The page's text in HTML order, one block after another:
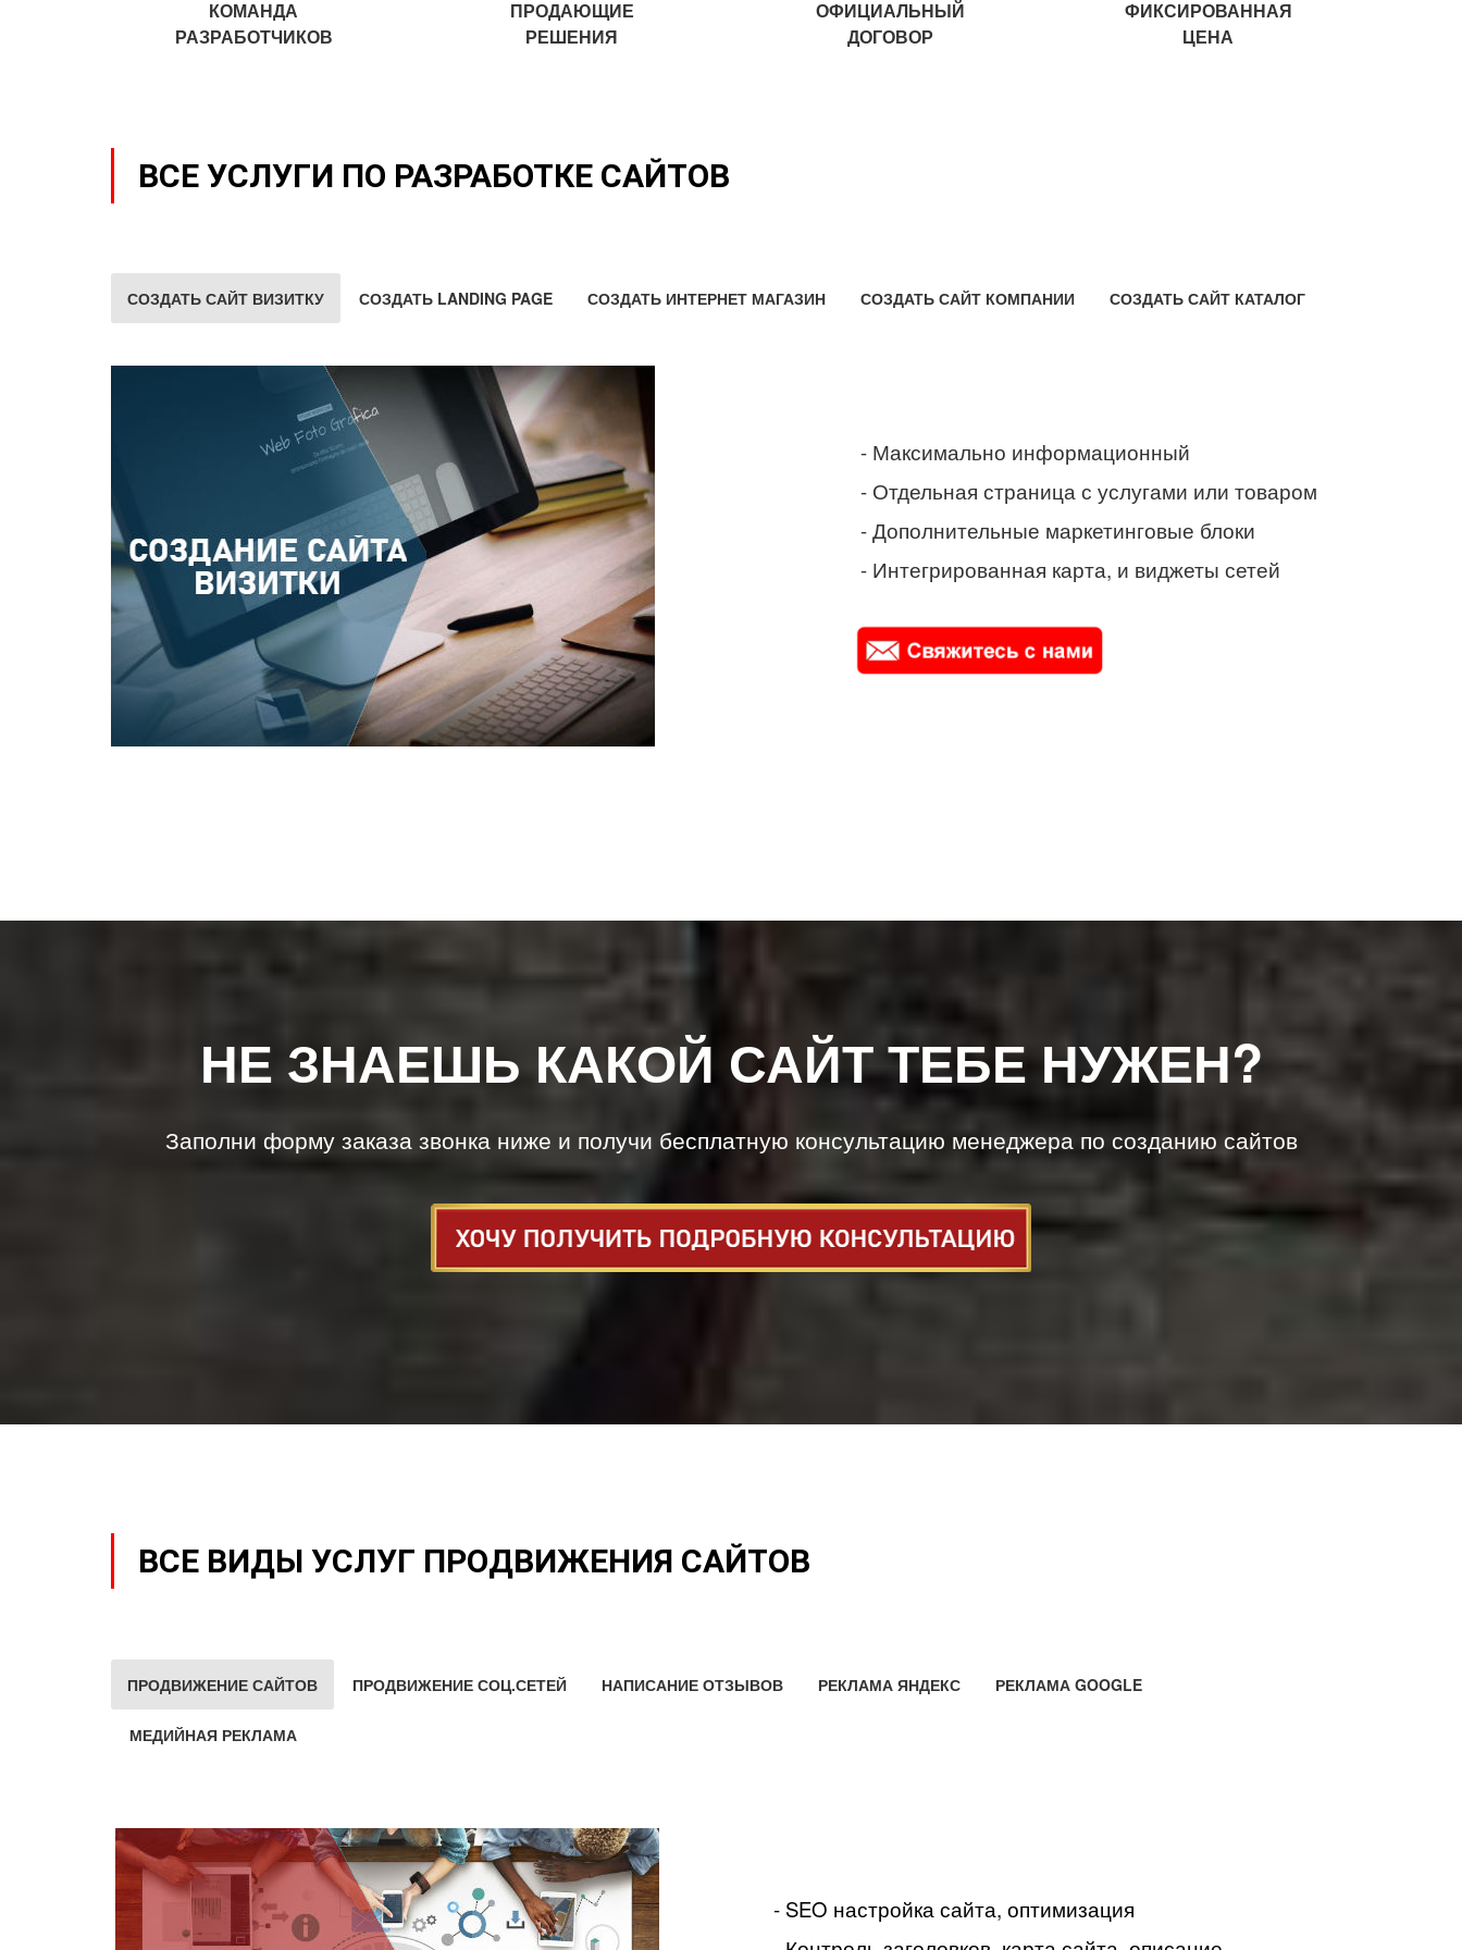
КОМАНДА
РАЗРАБОТЧИКОВ
ПРОДАЮЩИЕ
РЕШЕНИЯ
ОФИЦИАЛЬНЫЙ
ДОГОВОР
ФИКСИРОВАННАЯ
ЦЕНА
ВСЕ УСЛУГИ ПО РАЗРАБОТКЕ САЙТОВ
СОЗДАТЬ САЙТ ВИЗИТКУ СОЗДАТЬ LANDING PAGE СОЗДАТЬ ИНТЕРНЕТ МАГАЗИН СОЗДАТЬ САЙТ КОМПАНИИ СОЗДАТЬ САЙТ КАТАЛОГ
- Максимально информационный
- Отдельная страница с услугами или товаром
- Дополнительные маркетинговые блоки
- Интегрированная карта, и виджеты сетей
НЕ ЗНАЕШЬ КАКОЙ САЙТ ТЕБЕ НУЖЕН?
Заполни форму заказа звонка ниже и получи бесплатную консультацию менеджера по созданию сайтов
ВСЕ ВИДЫ УСЛУГ ПРОДВИЖЕНИЯ САЙТОВ
ПРОДВИЖЕНИЕ САЙТОВ ПРОДВИЖЕНИЕ СОЦ.СЕТЕЙ НАПИСАНИЕ ОТЗЫВОВ РЕКЛАМА ЯНДЕКС РЕКЛАМА GOOGLE
МЕДИЙНАЯ РЕКЛАМА
- SEO настройка сайта, оптимизация